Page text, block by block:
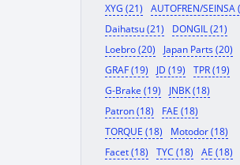
XYG (21)
AUTOFREN/SEINSA
Daihatsu (21)
DONGIL (21)
Loebro (20)
Japan Parts (20)
GRAF (19)
JD (19)
TPR (19)
G-Brake (19)
JNBK (18)
Patron (18)
FAE (18)
TORQUE (18)
Motodor (18)
Facet (18)
TYC (18)
AE (18)